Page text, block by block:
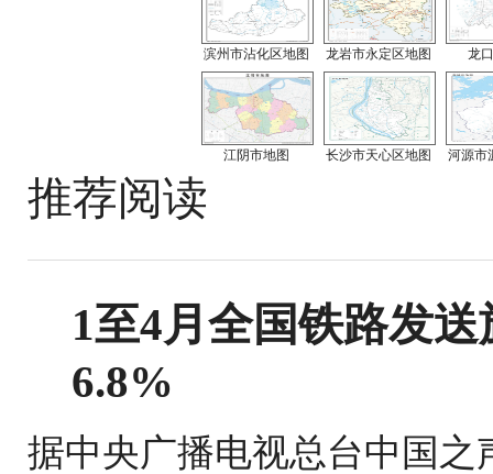
滨州市沾化区地图 龙岩市永定区地图 龙
江阴市地图 长沙市天心区地图 河源市
推荐阅读
1至4月全国铁路发
6.8%
据中央广播电视总台中国